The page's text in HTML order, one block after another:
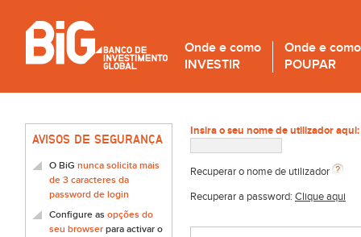
Onde e como
INVESTIR
Onde e como
POUPAR
AVISOS DE SEGURANÇA
O BiG nunca solicita mais
de 3 caracteres da
password de login
Configure as opções do
seu browser para activar o
Insira o seu nome de utilizador aqui:
Recuperar o nome de utilizador
Recuperar a password: Clique aqui